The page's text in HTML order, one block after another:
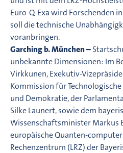
Euro-Q-Exa wird Forschenden
soll die technische
voranbringen.
Garching b. München –
unbekannte Dimensionen: Im
Virkkunen, Exekutiv-
Kommission für
und Demokratie, der
Silke Launert, sowie dem
Wissenschaftsminister Markus
europäische Quanten-
Rechenzentrum (LRZ) der